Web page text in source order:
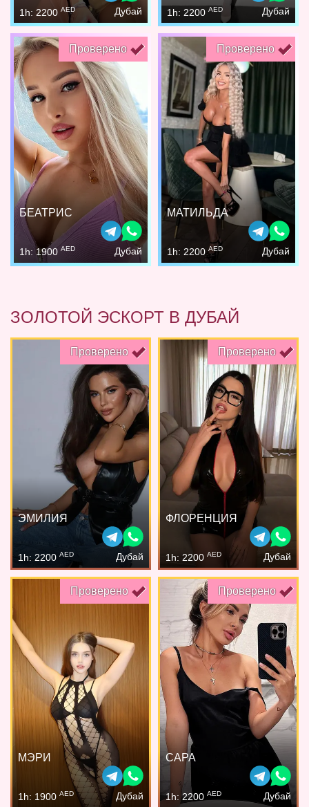
1h: 2200 AED Дубай 1h: 2200 AED Дубай
Проверено
БЕАТРИС
1h: 1900 AED Дубай
Проверено
МАТИЛЬДА
1h: 2200 AED Дубай
ЗОЛОТОЙ ЭСКОРТ В ДУБАЙ
Проверено
ЭМИЛИЯ
1h: 2200 AED Дубай
Проверено
ФЛОРЕНЦИЯ
1h: 2200 AED Дубай
Проверено
МЭРИ
1h: 1900 AED Дубай
Проверено
САРА
1h: 2200 AED Дубай